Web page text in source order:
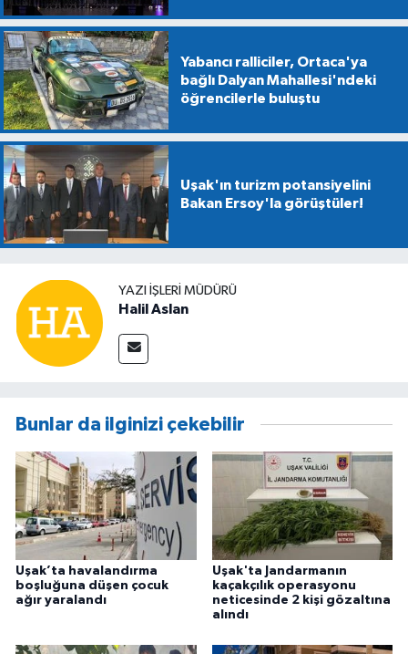
Yabancı ralliciler, Ortaca'ya
bağlı Dalyan Mahallesi'ndeki
öğrencilerle buluştu
Uşak'ın turizm potansiyelini
Bakan Ersoy'la görüştüler!
YAZI İŞLERİ MÜDÜRÜ
Halil Aslan
Bunlar da ilginizi çekebilir
Uşak’ta havalandırma
boşluğuna düşen çocuk
ağır yaralandı
Uşak'ta Jandarmanın
kaçakçılık operasyonu
neticesinde 2 kişi gözaltına
alındı